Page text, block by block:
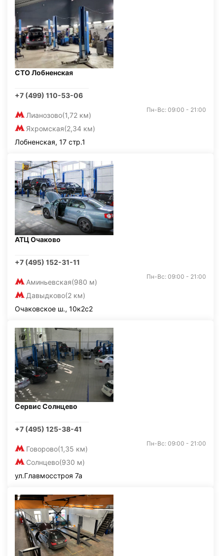
СТО Лобненская
+7 (499) 110-53-06
Лианозово(1,72 км)
Яхромская(2,34 км)
Пн-Вс: 09:00 - 21:00
Лобненская, 17 стр.1
АТЦ Очаково
+7 (495) 152-31-11
Аминьевская(980 м)
Давыдково(2 км)
Пн-Вс: 09:00 - 21:00
Очаковское ш., 10к2с2
Сервис Солнцево
+7 (495) 125-38-41
Говорово(1,35 км)
Солнцево(930 м)
Пн-Вс: 09:00 - 21:00
ул.Главмосстроя 7а